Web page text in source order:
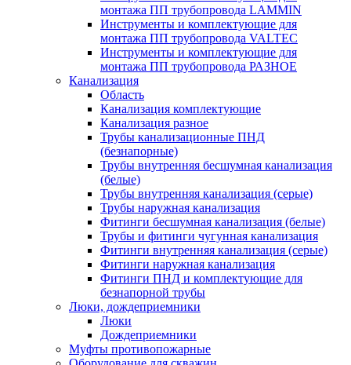
монтажа ПП трубопровода LAMMIN
Инструменты и комплектующие для
монтажа ПП трубопровода VALTEC
Инструменты и комплектующие для
монтажа ПП трубопровода РАЗНОЕ
Канализация
Область
Канализация комплектующие
Канализация разное
Трубы канализационные ПНД
(безнапорные)
Трубы внутренняя бесшумная канализация
(белые)
Трубы внутренняя канализация (серые)
Трубы наружная канализация
Фитинги бесшумная канализация (белые)
Трубы и фитинги чугунная канализация
Фитинги внутренняя канализация (серые)
Фитинги наружная канализация
Фитинги ПНД и комплектующие для
безнапорной трубы
Люки, дождеприемники
Люки
Дождеприемники
Муфты противопожарные